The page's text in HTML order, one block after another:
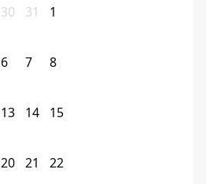
30 31 1
6 7 8
13 14 15
20 21 22